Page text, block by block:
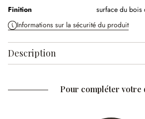
Finition
surface du bois
Informations sur la sécurité du produit
Description
Pour compléter votre